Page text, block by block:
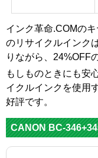
インク革命.COMの
のリサイクルインク
りながら、24%OFF
もしものときにも安
イクルインクを使用
好評です。
CANON BC-